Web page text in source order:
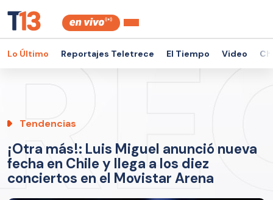
Lo Último Reportajes Teletrece El Tiempo Video
Tendencias
¡Otra más!: Luis Miguel anunció nueva
fecha en Chile y llega a los diez
conciertos en el Movistar Arena